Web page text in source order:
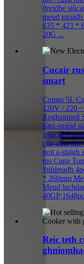
(treidhe
meud
635 * 423 *
20G ...
Cucair
smart
Comas 5L
120V / 220
Roghainneil
bàta-smùid
smachd
clàr-ama
poit a-staigh
rus Cupa
Stiùireadh
* 260mm
Meud
Reic teth